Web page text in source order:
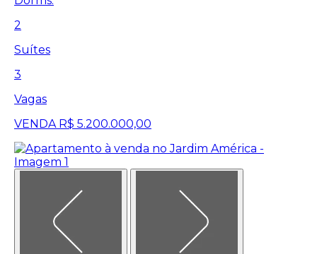
2
Suítes
3
Vagas
VENDA R$ 5.200.000,00